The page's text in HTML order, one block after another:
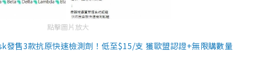
點擊圖片放大
發售3款抗原快速檢測劑！低至$15/支 獲歐盟認證+無限購數量